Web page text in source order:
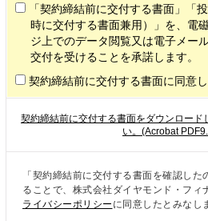
「契約締結前に交付する書面」「
時に交付する書面兼用）」を、電
ジ上でのデータ閲覧又は電子メー
交付を受けることを承諾します。
契約締結前に交付する書面に同意し
契約締結前に交付する書面をダウンロード
い。(Acrobat
「契約締結前に交付する書面を確認し
ることで、株式会社ダイヤモンド・フィ
ライバシーポリシー に同意したとみなし